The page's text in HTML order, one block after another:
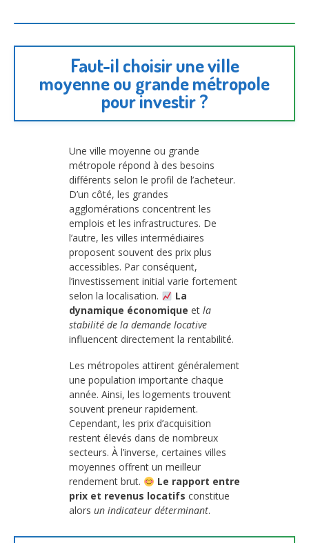
Faut-il choisir une ville
moyenne ou grande métropole
pour investir ?
Une ville moyenne ou grande
métropole répond à des besoins
différents selon le profil de l’acheteur.
D’un côté, les grandes
agglomérations concentrent les
emplois et les infrastructures. De
l’autre, les villes intermédiaires
proposent souvent des prix plus
accessibles. Par conséquent,
l’investissement initial varie fortement
selon la localisation.
La
dynamique économique et la
stabilité de la demande locative
influencent directement la rentabilité.
Les métropoles attirent généralement
une population importante chaque
année. Ainsi, les logements trouvent
souvent preneur rapidement.
Cependant, les prix d’acquisition
restent élevés dans de nombreux
secteurs. À l’inverse, certaines villes
moyennes offrent un meilleur
rendement brut.
Le rapport entre
prix et revenus locatifs constitue
alors un indicateur déterminant.